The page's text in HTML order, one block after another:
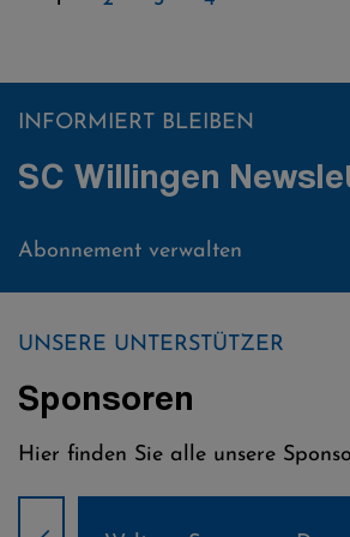
INFORMIERT BLEIBEN
SC Willingen
Abonnement verwalten
UNSERE UNTERSTÜTZER
Sponsoren
Hier finden Sie alle unsere